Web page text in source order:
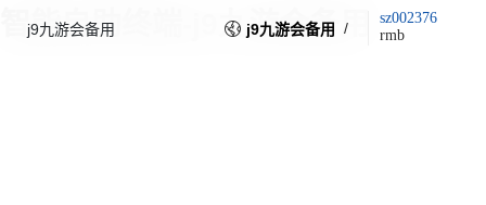
智能自助终端-j9九游会备用
j9九游会备用 j9九游会备用 /
sz002376
rmb